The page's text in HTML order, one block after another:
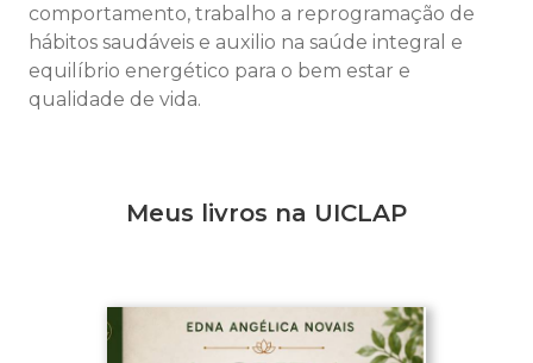
comportamento, trabalho a reprogramação de
hábitos saudáveis e auxilio na saúde integral e
equilíbrio energético para o bem estar e
qualidade de vida.
Meus livros na UICLAP